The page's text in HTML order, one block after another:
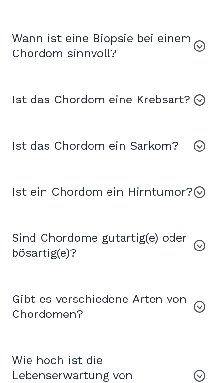
Wann ist eine Biopsie bei einem
Chordom sinnvoll?
Ist das Chordom eine Krebsart?
Ist das Chordom ein Sarkom?
Ist ein Chordom ein Hirntumor?
Sind Chordome gutartig(e) oder
bösartig(e)?
Gibt es verschiedene Arten von
Chordomen?
Wie hoch ist die
Lebenserwartung von